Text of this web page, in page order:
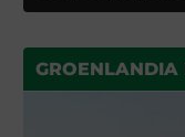
GROENLANDIA